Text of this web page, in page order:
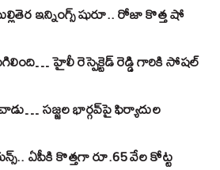
ఇన్నింగ్స్ షురూ.. రోజా కొత్త షో
హైలీ రెస్పెక్టెడ్‌ రెడ్డి గారికి సోషల్‌
సజ్జల భార్గవ్‌పై ఫిర్యాదుల
ఏపీకి కొత్తగా రూ.65 వేల కోట్ట